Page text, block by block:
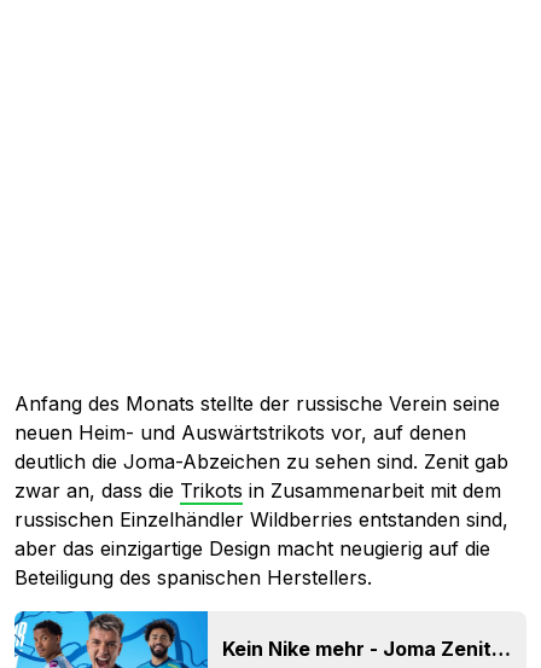
Anfang des Monats stellte der russische Verein seine
neuen Heim- und Auswärtstrikots vor, auf denen
deutlich die Joma-Abzeichen zu sehen sind. Zenit gab
zwar an, dass die Trikots in Zusammenarbeit mit dem
russischen Einzelhändler Wildberries entstanden sind,
aber das einzigartige Design macht neugierig auf die
Beteiligung des spanischen Herstellers.
Kein Nike mehr - Joma Zenit 2023 Heim- und Auswärtstrikots veröffentlicht